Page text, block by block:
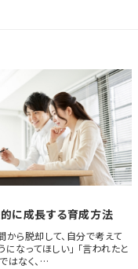
に成長する育成方法
から脱却して、自分で考えて
になってほしい」 「言われたと
はなく、…